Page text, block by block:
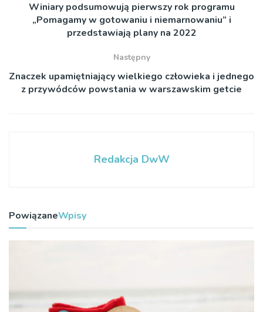
Winiary podsumowują pierwszy rok programu
„Pomagamy w gotowaniu i niemarnowaniu” i
przedstawiają plany na 2022
Następny
Znaczek upamiętniający wielkiego człowieka i jednego
z przywódców powstania w warszawskim getcie
Redakcja DwW
PowiązaneWpisy